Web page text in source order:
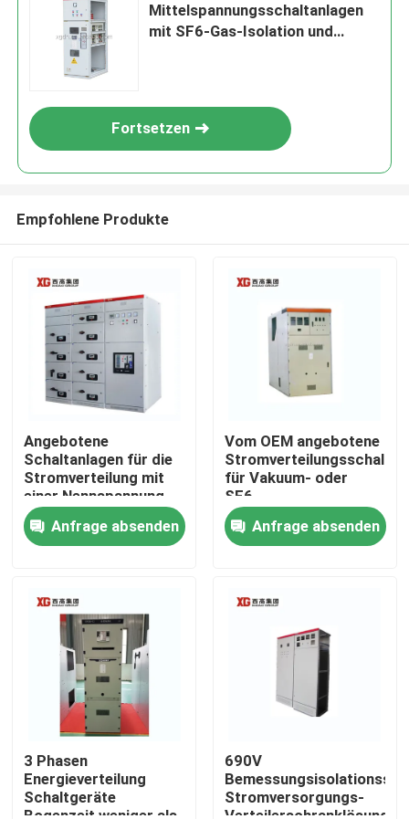
Haus
Produkte
Über uns
Mittelspannungsschaltanlagen
mit SF6-Gas-Isolation und
Fortsetzen
Empfohlene Produkte
Angebotene
Schaltanlagen für die
Stromverteilung mit
einer Nennspannung
von bis zu 17,5 KV
durch OEM
Anfrage absenden
Vom OEM angebotene
für Vakuum- oder
SF6-
Leistungsschalter und
Umgebungstemperatur
-5°C - 40°C
Anfrage absenden
3 Phasen
Energieverteilung
Schaltgeräte
690V
Stromversorgungs-